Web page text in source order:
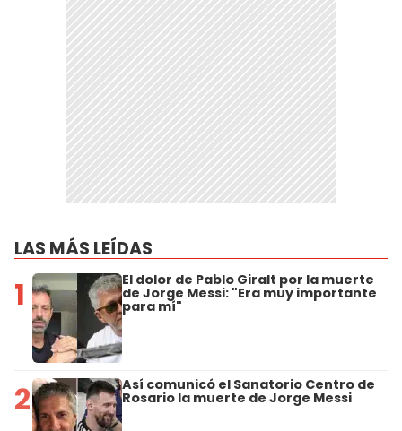
LAS MÁS LEÍDAS
1 El dolor de Pablo Giralt por la muerte
de Jorge Messi: "Era muy importante
para mí"
2 Así comunicó el Sanatorio Centro de
Rosario la muerte de Jorge Messi